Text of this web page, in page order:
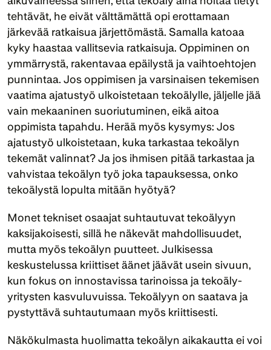
tehtävät, he eivät välttämättä opi erottamaan
järkevää ratkaisua järjettömästä. Samalla katoaa
kyky haastaa vallitsevia ratkaisuja. Oppiminen on
ymmärrystä, rakentavaa epäilystä ja vaihtoehtojen
punnintaa. Jos oppimisen ja varsinaisen tekemisen
vaatima ajatustyö ulkoistetaan tekoälylle, jäljelle jää
vain mekaaninen suoriutuminen, eikä aitoa
oppimista tapahdu. Herää myös kysymys: Jos
ajatustyö ulkoistetaan, kuka tarkastaa tekoälyn
tekemät valinnat? Ja jos ihmisen pitää tarkastaa ja
vahvistaa tekoälyn työ joka tapauksessa, onko
tekoälystä lopulta mitään hyötyä?
Monet tekniset osaajat suhtautuvat tekoälyyn
kaksijakoisesti, sillä he näkevät mahdollisuudet,
mutta myös tekoälyn puutteet. Julkisessa
keskustelussa kriittiset äänet jäävät usein sivuun,
kun fokus on innostavissa tarinoissa ja tekoäly-
yritysten kasvuluvuissa. Tekoälyyn on saatava ja
pystyttävä suhtautumaan myös kriittisesti.
Näkökulmasta huolimatta tekoälyn aikakautta ei voi